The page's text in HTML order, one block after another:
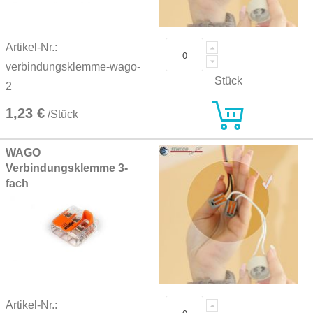
Artikel-Nr.:
verbindungsklemme-wago-
2
1,23 € /Stück
Stück
WAGO
Verbindungsklemme 3-
fach
Artikel-Nr.: